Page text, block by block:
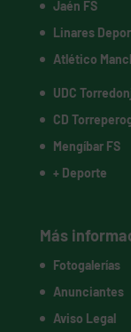
Jaén FS
Linares
Atlético
UDC
CD
Mengíbar FS
+ Deporte
Más
Fotogalerías
Anunciantes
Aviso Legal